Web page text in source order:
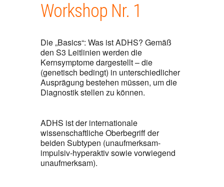
Workshop Nr. 1
Die „Basics“: Was ist ADHS? Gemäß
den S3 Leitlinien werden die
Kernsymptome dargestellt – die
(genetisch bedingt) in unterschiedlicher
Ausprägung bestehen müssen, um die
Diagnostik stellen zu können.
ADHS ist der internationale
wissenschaftliche Oberbegriff der
beiden Subtypen (unaufmerksam-
impulsiv-hyperaktiv sowie vorwiegend
unaufmerksam).